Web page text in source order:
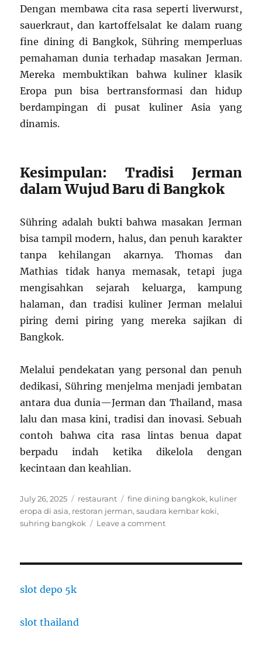
Dengan membawa cita rasa seperti liverwurst,
sauerkraut, dan kartoffelsalat ke dalam ruang
fine dining di Bangkok, Sühring memperluas
pemahaman dunia terhadap masakan Jerman.
Mereka membuktikan bahwa kuliner klasik
Eropa pun bisa bertransformasi dan hidup
berdampingan di pusat kuliner Asia yang
dinamis.
Kesimpulan: Tradisi Jerman
dalam Wujud Baru di Bangkok
Sühring adalah bukti bahwa masakan Jerman
bisa tampil modern, halus, dan penuh karakter
tanpa kehilangan akarnya. Thomas dan
Mathias tidak hanya memasak, tetapi juga
mengisahkan sejarah keluarga, kampung
halaman, dan tradisi kuliner Jerman melalui
piring demi piring yang mereka sajikan di
Bangkok.
Melalui pendekatan yang personal dan penuh
dedikasi, Sühring menjelma menjadi jembatan
antara dua dunia—Jerman dan Thailand, masa
lalu dan masa kini, tradisi dan inovasi. Sebuah
contoh bahwa cita rasa lintas benua dapat
berpadu indah ketika dikelola dengan
kecintaan dan keahlian.
Posted
on
July 26, 2025 Categories
restaurant Tags
fine dining bangkok, kuliner
eropa di asia, restoran jerman,saudara kembar koki,
suhring bangkok
Leave a commenton
slot depo 5k
slot thailand